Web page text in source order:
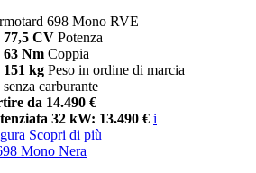
698 Mono RVE
77,5 CV Potenza
63 Nm Coppia
151 kg Peso in ordine di marcia
senza carburante
da 14.490 €
32 kW: 13.490 € i
Scopri di più
Mono Nera